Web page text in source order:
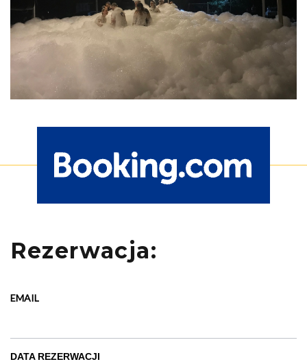
Rezerwacja:
EMAIL
DATA REZERWACJI